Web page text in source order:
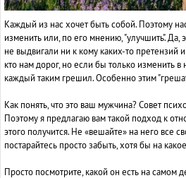
Каждый из нас хочет быть собой. Поэтому
изменить или, по его мнению, "улучшить". Да,
не выдвигали ни к кому каких-то претензий
кто нам дорог, но если бы только изменить
каждый таким грешил. Особенно этим
Как понять, что это ваш мужчина? Совет
Поэтому я предлагаю вам такой подход к
этого получится. Не «вешайте» на него все
постарайтесь просто забыть, хотя бы на
Просто посмотрите, какой он есть на самом